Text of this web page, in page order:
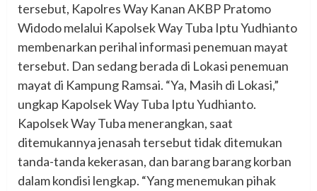
tersebut, Kapolres Way Kanan AKBP Pratomo
Widodo melalui Kapolsek Way Tuba Iptu Yudhianto
membenarkan perihal informasi penemuan mayat
tersebut. Dan sedang berada di Lokasi penemuan
mayat di Kampung Ramsai. “Ya, Masih di Lokasi,”
ungkap Kapolsek Way Tuba Iptu Yudhianto.
Kapolsek Way Tuba menerangkan, saat
ditemukannya jenasah tersebut tidak ditemukan
tanda-tanda kekerasan, dan barang barang korban
dalam kondisi lengkap. “Yang menemukan pihak